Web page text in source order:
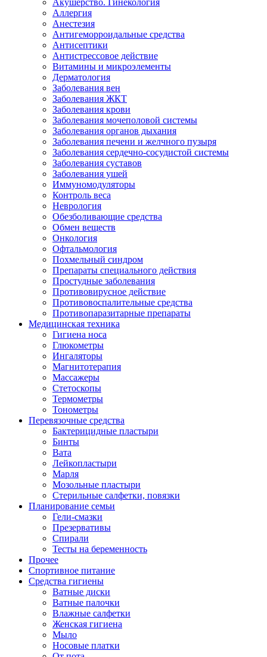
Акушерство. Гинекология
Аллергия
Анестезия
Антигеморроидальные средства
Антисептики
Антистрессовое действие
Витамины и микроэлементы
Дерматология
Заболевания вен
Заболевания ЖКТ
Заболевания крови
Заболевания мочеполовой системы
Заболевания органов дыхания
Заболевания печени и желчного пузыря
Заболевания сердечно-сосудистой системы
Заболевания суставов
Заболевания ушей
Иммуномодуляторы
Контроль веса
Неврология
Обезболивающие средства
Обмен веществ
Онкология
Офтальмология
Похмельный синдром
Препараты специального действия
Простудные заболевания
Противовирусное действие
Противовоспалительные средства
Противопаразитарные препараты
Медицинская техника
Гигиена носа
Глюкометры
Ингаляторы
Магнитотерапия
Массажеры
Стетоскопы
Термометры
Тонометры
Перевязочные средства
Бактерицидные пластыри
Бинты
Вата
Лейкопластыри
Марля
Мозольные пластыри
Стерильные салфетки, повязки
Планирование семьи
Гели-смазки
Презервативы
Спирали
Тесты на беременность
Прочее
Спортивное питание
Средства гигиены
Ватные диски
Ватные палочки
Влажные салфетки
Женская гигиена
Мыло
Носовые платки